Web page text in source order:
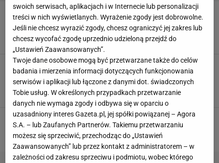
Koncerty Taylor Swift obejrzą tylko wybrani.
Nie każdy będzie miał szansę kupić bilety na
występy
BILETY KONCERT LIFESTYLE TAYLOR SWIFT
Tylor Swift musiała przerwać koncert. Powód
jest szokujący: piosenkarka przypadkiem
zabiła robaka
KONCERT NEWS TAYLOR SWIFT WPADKA
1 2 3 4
swoich serwisach, aplikacjach i w Internecie lub personalizacji
treści w nich wyświetlanych. Wyrażenie zgody jest dobrowolne.
Jeśli nie chcesz wyrazić zgody, chcesz ograniczyć jej zakres lub
chcesz wycofać zgodę uprzednio udzieloną przejdź do
„Ustawień Zaawansowanych”.
Twoje dane osobowe mogą być przetwarzane także do celów
badania i mierzenia informacji dotyczących funkcjonowania
serwisów i aplikacji lub łączone z danymi dot. świadczonych
Tobie usług. W określonych przypadkach przetwarzanie
danych nie wymaga zgody i odbywa się w oparciu o
uzasadniony interes Gazeta.pl, jej spółki powiązanej – Agora
S.A. – lub Zaufanych Partnerów. Takiemu przetwarzaniu
możesz się sprzeciwić, przechodząc do „Ustawień
Zaawansowanych” lub przez kontakt z administratorem – w
zależności od zakresu sprzeciwu i podmiotu, wobec którego